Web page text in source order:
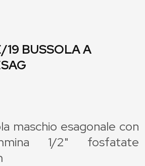
BUSSOLA A
maschio esagonale con
1/2" fosfatate